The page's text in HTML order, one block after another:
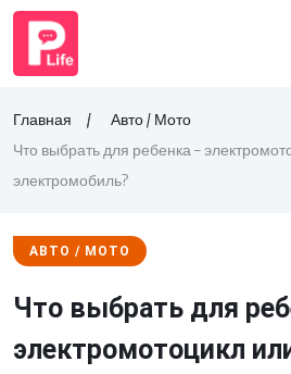
Главная
Авто / Мото
Что выбрать для ребенка –
электромобиль?
АВТО / МОТО
Что выбрать для
электромотоцикл